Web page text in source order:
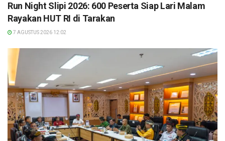
Run Night Slipi 2026: 600 Peserta Siap Lari Malam
Rayakan HUT RI di Tarakan
7 AGUSTUS 2026 12:02